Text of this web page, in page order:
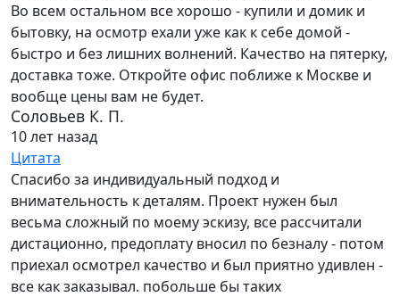
Во всем остальном все хорошо - купили и домик и
бытовку, на осмотр ехали уже как к себе домой -
быстро и без лишних волнений. Качество на пятерку,
доставка тоже. Откройте офис поближе к Москве и
вообще цены вам не будет.
Соловьев К. П.
10 лет назад
Цитата
Спасибо за индивидуальный подход и
внимательность к деталям. Проект нужен был
весьма сложный по моему эскизу, все рассчитали
дистационно, предоплату вносил по безналу - потом
приехал осмотрел качество и был приятно удивлен -
все как заказывал. побольше бы таких